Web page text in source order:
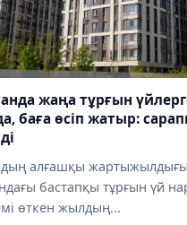
жаңа тұрғын
баға өсіп жатыр:
алғашқы
бастапқы тұрғын үй
өткен жылдың...